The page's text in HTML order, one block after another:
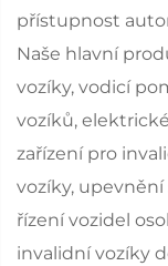
přístupnost
Naše hlavní
vozíky, vodicí
vozíků,
zařízení pro
vozíky,
řízení vozidel
invalidní vozíky